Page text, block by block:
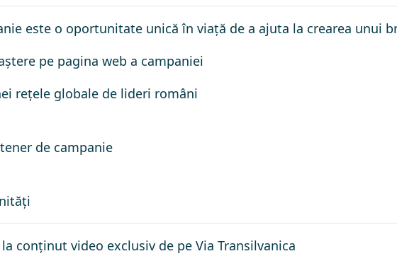
este o oportunitate unică în viață de a ajuta la crearea unui
pe pagina web a campaniei
rețele globale de lideri români
de campanie
conținut video exclusiv de pe Via Transilvanica